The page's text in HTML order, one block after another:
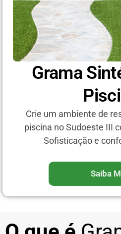
Grama
Crie um ambiente de
piscina no Sudoeste III
Sofisticação e
Saiba